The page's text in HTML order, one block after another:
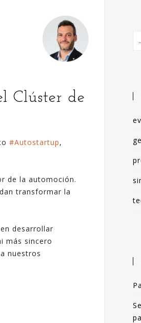
Busco ofrecer
narren mis
análisis de
apoyo en la
En este blog
explicadas de
mayoría de
Clúster de
#Autostartup,
de la automoción.
transformar la
desarrollar
más sincero
nuestros